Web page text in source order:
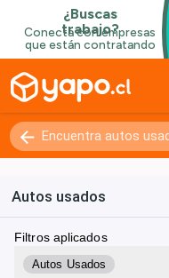
Autos usados
Filtros aplicados
Autos Usados